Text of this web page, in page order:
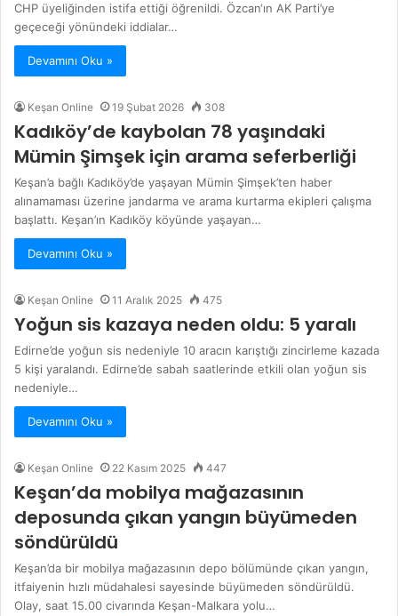
CHP üyeliğinden istifa ettiği öğrenildi. Özcan‘ın AK Parti’ye
geçeceği yönündeki iddialar…
Devamını Oku »
Keşan Online 19 Şubat 2026 308
Kadıköy’de kaybolan 78 yaşındaki
Mümin Şimşek için arama seferberliği
Keşan’a bağlı Kadıköy’de yaşayan Mümin Şimşek’ten haber
alınamaması üzerine jandarma ve arama kurtarma ekipleri çalışma
başlattı. Keşan’ın Kadıköy köyünde yaşayan…
Devamını Oku »
Keşan Online 11 Aralık 2025 475
Yoğun sis kazaya neden oldu: 5 yaralı
Edirne’de yoğun sis nedeniyle 10 aracın karıştığı zincirleme kazada
5 kişi yaralandı. Edirne’de sabah saatlerinde etkili olan yoğun sis
nedeniyle…
Devamını Oku »
Keşan Online 22 Kasım 2025 447
Keşan’da mobilya mağazasının
deposunda çıkan yangın büyümeden
söndürüldü
Keşan’da bir mobilya mağazasının depo bölümünde çıkan yangın,
itfaiyenin hızlı müdahalesi sayesinde büyümeden söndürüldü.
Olay, saat 15.00 civarında Keşan-Malkara yolu…